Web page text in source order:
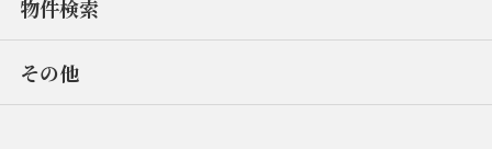
物件検索
その他